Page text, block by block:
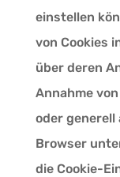
einstellen
von Cookies
über deren
Annahme
oder generell
Browser
die Cookie-